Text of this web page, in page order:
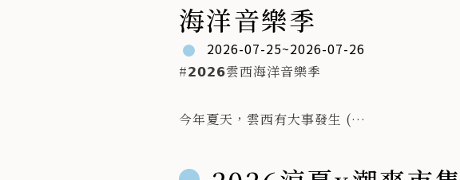
海洋音樂季
2026-07-25~2026-07-26
#𝟮𝟬𝟮𝟲雲西海洋音樂季
今年夏天，雲西有大事發生 (ง
三條崙海水浴場——即將出現夏